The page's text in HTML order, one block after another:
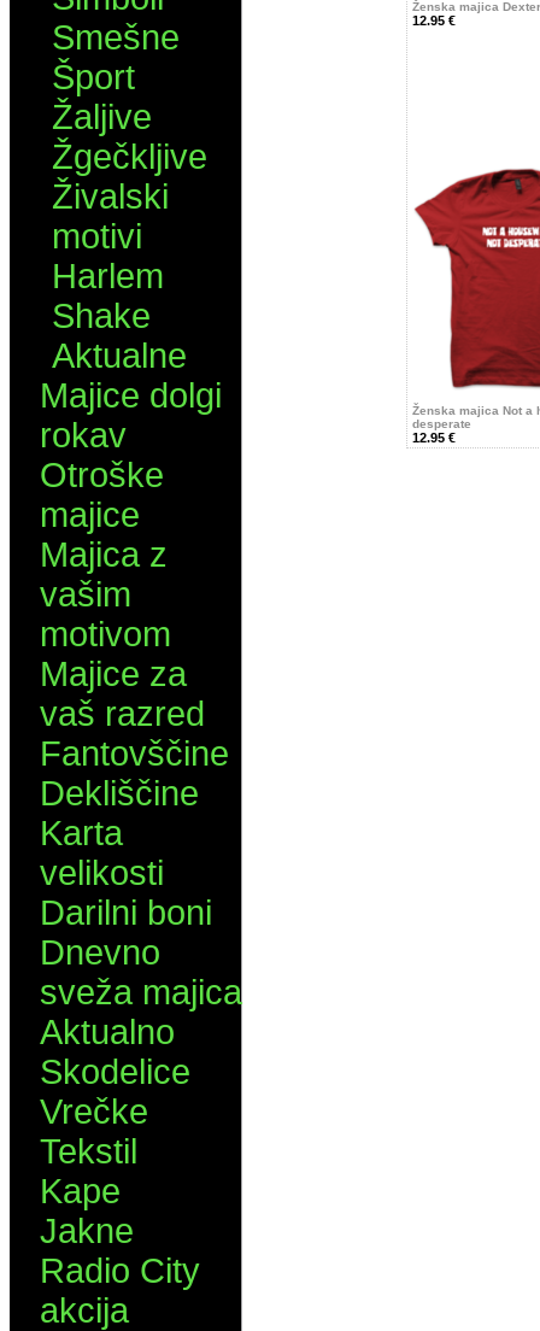
Smešne
Šport
Žaljive
Žgečkljive
Živalski
motivi
Harlem
Shake
Aktualne
Majice dolgi
rokav
Otroške
majice
Majica z
vašim
motivom
Majice za
vaš razred
Fantovščine
Dekliščine
Karta
velikosti
Darilni boni
Dnevno
sveža majica
Aktualno
Skodelice
Vrečke
Tekstil
Kape
Jakne
Radio City
akcija
Ženska majica Dexter
12.95 €
Ženska majica Not a
desperate
12.95 €